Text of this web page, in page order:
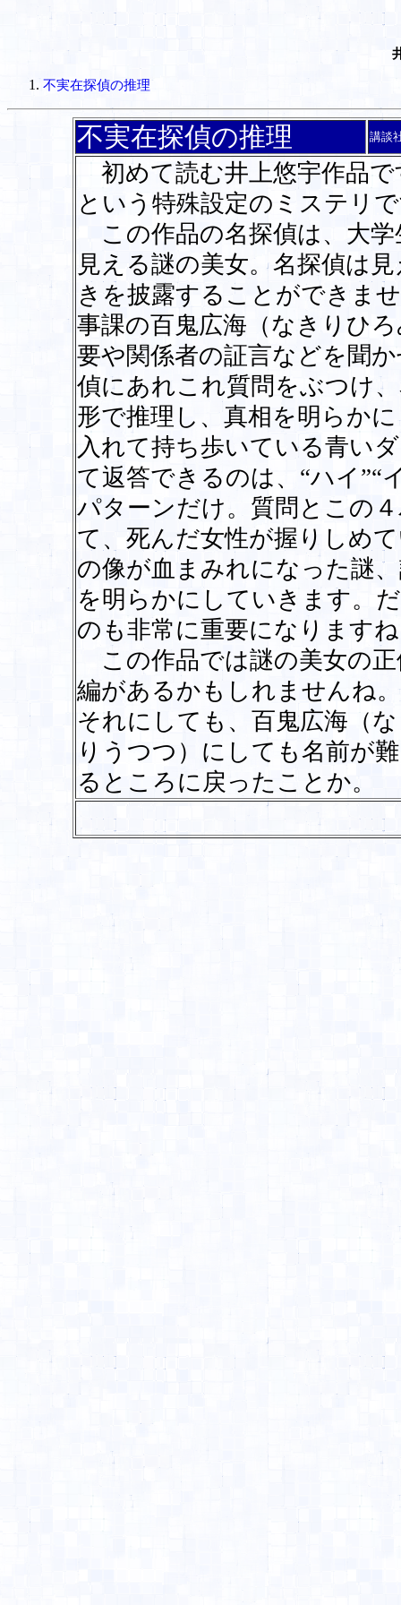
不実在探偵の推理
不実在探偵の推理 講談
初めて読む井上悠宇作品
という特殊設定のミステリ
この作品の名探偵は、大
見える謎の美女。名探偵は
きを披露することができま
事課の百鬼広海（なきりひ
要や関係者の証言などを聞
偵にあれこれ質問をぶつけ
形で推理し、真相を明らか
入れて持ち歩いている青い
て返答できるのは、“ハイ”“
パターンだけ。質問とこの
て、死んだ女性が握りしめ
の像が血まみれになった謎
を明らかにしていきます。
のも非常に重要になります
この作品では謎の美女の
編があるかもしれませんね。
それにしても、百鬼広海（
りうつつ）にしても名前が
るところに戻ったことか。